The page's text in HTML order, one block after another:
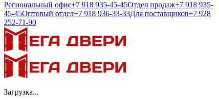
Региональный офис+7 918 935-45-45Отдел продаж+7 918 935-
45-45Оптовый отдел+7 918 936-33-33Для поставщиков+7 928
252-71-90
Загрузка...